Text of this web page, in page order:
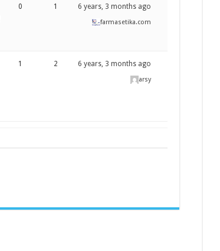
0 1 6 years, 3 months ago
farmasetika.com
1 2 6 years, 3 months ago
arsy